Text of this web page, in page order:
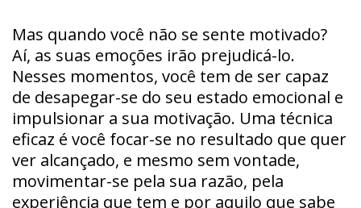
Mas quando você não se sente motivado?
Aí, as suas emoções irão prejudicá-lo.
Nesses momentos, você tem de ser capaz
de desapegar-se do seu estado emocional e
impulsionar a sua motivação. Uma técnica
eficaz é você focar-se no resultado que quer
ver alcançado, e mesmo sem vontade,
movimentar-se pela sua razão, pela
experiência que tem e por aquilo que sabe